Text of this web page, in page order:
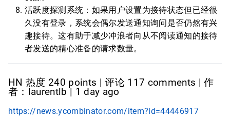
活跃度探测系统：如果用户设置为接待状态但已经很
久没有登录，系统会偶尔发送通知询问是否仍然有兴
趣接待。这有助于减少冲浪者向从不阅读通知的接待
者发送的精心准备的请求数量。
HN 热度 240 points | 评论 117 comments | 作
者：laurentlb | 1 day ago
https://news.ycombinator.com/item?id=44446917